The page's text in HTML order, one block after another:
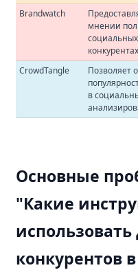
Brandwatch
мнении
CrowdTangle
Позволяет
в
Основные
"Какие
конкурентов